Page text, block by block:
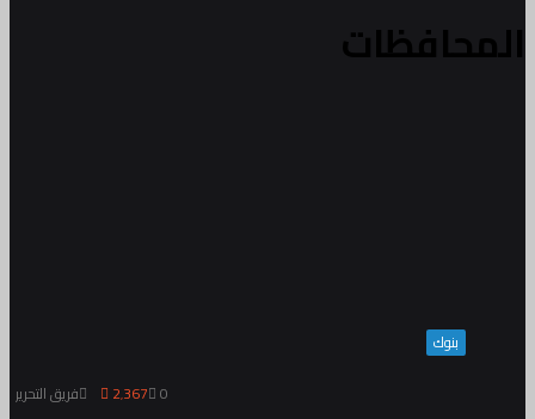
المحافظات
بنوك
فريق التحرير
0 2٬367